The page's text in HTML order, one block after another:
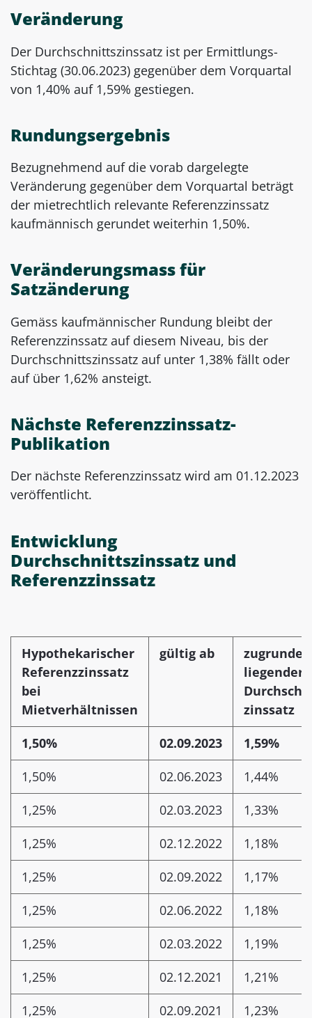
Veränderung
Der Durchschnittszinssatz ist per Ermittlungs-
Stichtag (30.06.2023) gegenüber dem Vorquartal
von 1,40% auf 1,59% gestiegen.
Rundungsergebnis
Bezugnehmend auf die vorab dargelegte
Veränderung gegenüber dem Vorquartal beträgt
der mietrechtlich relevante Referenzzinssatz
kaufmännisch gerundet weiterhin 1,50%.
Veränderungsmass für
Satzänderung
Gemäss kaufmännischer Rundung bleibt der
Referenzzinssatz auf diesem Niveau, bis der
Durchschnittszinssatz auf unter 1,38% fällt oder
auf über 1,62% ansteigt.
Nächste Referenzzinssatz-
Publikation
Der nächste Referenzzinssatz wird am 01.12.2023
veröffentlicht.
Entwicklung
Durchschnittszinssatz und
Referenzzinssatz
Hypothekarischer
Referenzzinssatz
bei
Mietverhältnissen
gültig ab
zugrunde-
liegender
zinssatz
1,50%
02.09.2023
1,59%
1,50%
02.06.2023
1,44%
1,25%
02.03.2023
1,33%
1,25%
02.12.2022
1,18%
1,25%
02.09.2022
1,17%
1,25%
02.06.2022
1,18%
1,25%
02.03.2022
1,19%
1,25%
02.12.2021
1,21%
1,25%
02.09.2021
1,23%